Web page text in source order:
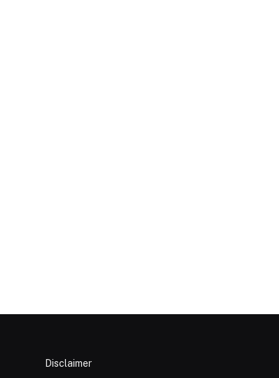
Disclaimer